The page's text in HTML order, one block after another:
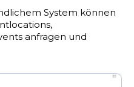
System können
anfragen und